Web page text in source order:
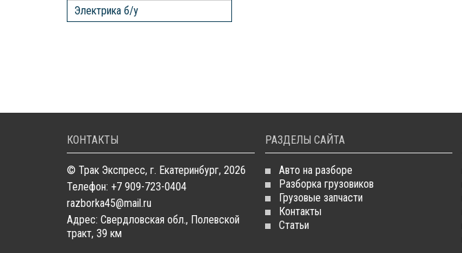
Электрика б/у
КОНТАКТЫ
© Трак Экспресс, г. Екатеринбург, 2026
Телефон: +7 909-723-0404
razborka45@mail.ru
Адрес: Свердловская обл., Полевской
тракт, 39 км
РАЗДЕЛЫ САЙТА
Авто на разборе
Разборка грузовиков
Грузовые запчасти
Контакты
Статьи